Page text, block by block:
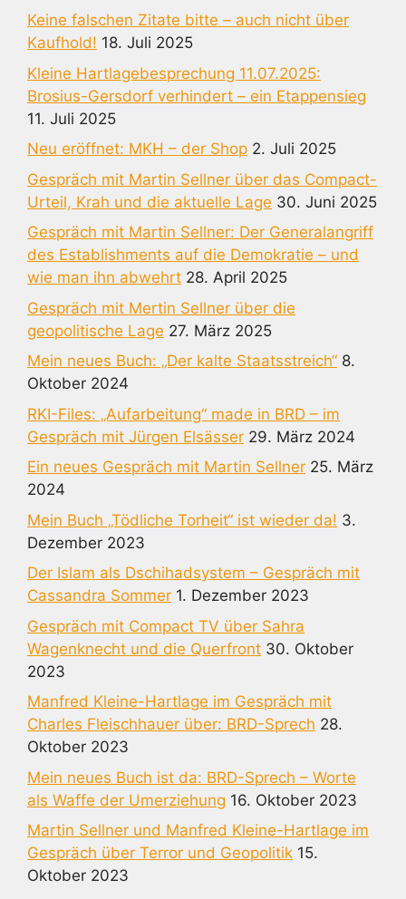
Keine falschen Zitate bitte – auch nicht über
Kaufhold! 18. Juli 2025
Kleine Hartlagebesprechung 11.07.2025:
Brosius-Gersdorf verhindert – ein Etappensieg
11. Juli 2025
Neu eröffnet: MKH – der Shop 2. Juli 2025
Gespräch mit Martin Sellner über das Compact-
Urteil, Krah und die aktuelle Lage 30. Juni 2025
Gespräch mit Martin Sellner: Der Generalangriff
des Establishments auf die Demokratie – und
wie man ihn abwehrt 28. April 2025
Gespräch mit Mertin Sellner über die
geopolitische Lage 27. März 2025
Mein neues Buch: „Der kalte Staatsstreich“ 8.
Oktober 2024
RKI-Files: „Aufarbeitung“ made in BRD – im
Gespräch mit Jürgen Elsässer 29. März 2024
Ein neues Gespräch mit Martin Sellner 25. März
2024
Mein Buch „Tödliche Torheit“ ist wieder da! 3.
Dezember 2023
Der Islam als Dschihadsystem – Gespräch mit
Cassandra Sommer 1. Dezember 2023
Gespräch mit Compact TV über Sahra
Wagenknecht und die Querfront 30. Oktober
2023
Manfred Kleine-Hartlage im Gespräch mit
Charles Fleischhauer über: BRD-Sprech 28.
Oktober 2023
Mein neues Buch ist da: BRD-Sprech – Worte
als Waffe der Umerziehung 16. Oktober 2023
Martin Sellner und Manfred Kleine-Hartlage im
Gespräch über Terror und Geopolitik 15.
Oktober 2023